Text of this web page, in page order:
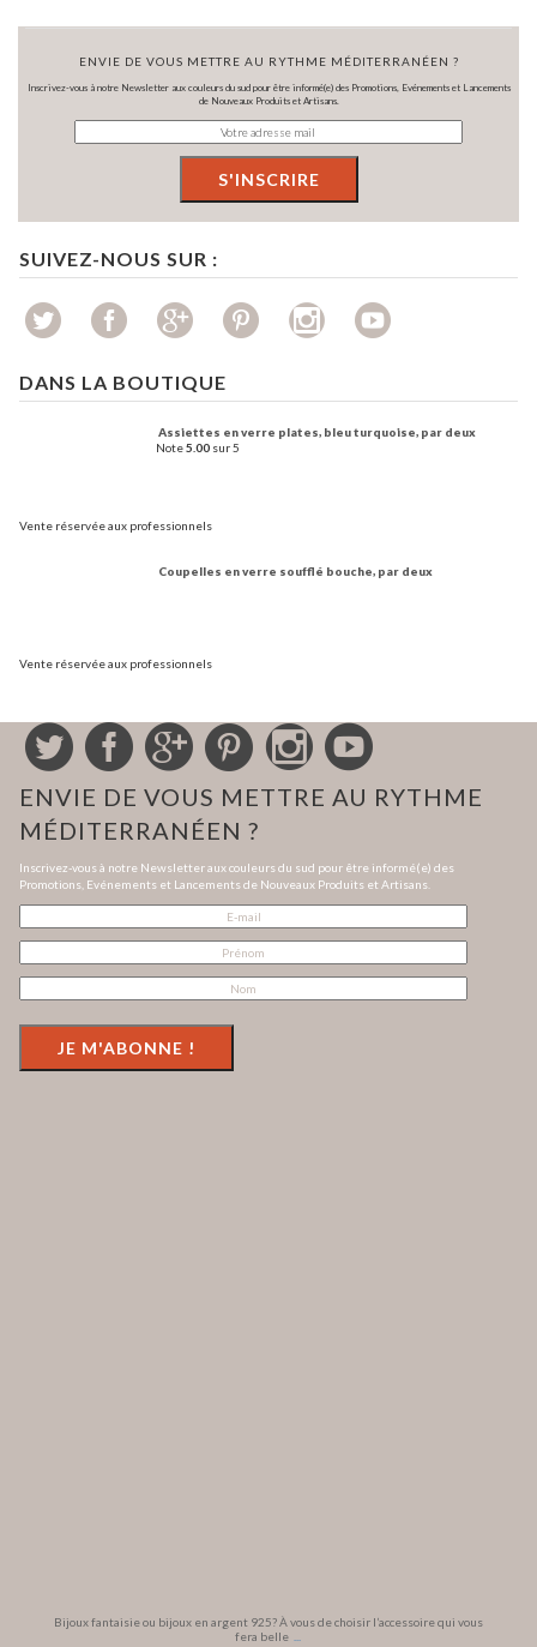
ENVIE DE VOUS METTRE AU RYTHME MÉDITERRANÉEN ?
Inscrivez-vous à notre Newsletter aux couleurs du sud pour être informé(e) des Promotions, Evénements et Lancements
de Nouveaux Produits et Artisans.
SUIVEZ-NOUS SUR :
DANS LA BOUTIQUE
Assiettes en verre plates, bleu turquoise, par deux
Note5.00 sur 5
Vente réservée aux professionnels
Coupelles en verre soufflé bouche, par deux
Vente réservée aux professionnels
ENVIE DE VOUS METTRE AU RYTHME
MÉDITERRANÉEN ?
Inscrivez-vous à notre Newsletter aux couleurs du sud pour être informé(e) des
Promotions, Evénements et Lancements de Nouveaux Produits et Artisans.
Bijoux fantaisie ou bijoux en argent 925? À vous de choisir l’accessoire qui vous
fera belle